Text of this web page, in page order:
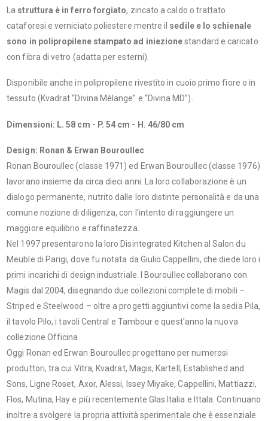
La struttura è in ferro forgiato, zincato a caldo o trattato
cataforesi e verniciato poliestere mentre il sedile e lo schienale
sono in polipropilene stampato ad iniezionestandard e caricato
con fibra di vetro (adatta per esterni).
Disponibile anche in polipropilene rivestito in cuoio primo fiore o in
tessuto (Kvadrat “Divina Mélange” e “Divina MD”).
Dimensioni: L. 58 cm - P. 54 cm - H. 46/80 cm
Design: Ronan & Erwan Bouroullec
Ronan Bouroullec (classe 1971) ed Erwan Bouroullec (classe 1976)
lavorano insieme da circa dieci anni. La loro collaborazione è un
dialogo permanente, nutrito dalle loro distinte personalità e da una
comune nozione di diligenza, con l'intento di raggiungere un
maggiore equilibrio e raffinatezza.
Nel 1997 presentarono la loro Disintegrated Kitchen al Salon du
Meuble di Parigi, dove fu notata da Giulio Cappellini, che diede loro i
primi incarichi di design industriale. I Bouroullec collaborano con
Magis dal 2004, disegnando due collezioni complete di mobili –
Striped e Steelwood – oltre a progetti aggiuntivi come la sedia Pila,
il tavolo Pilo, i tavoli Central e Tambour e quest'anno la nuova
collezione Officina.
Oggi Ronan ed Erwan Bouroullec progettano per numerosi
produttori, tra cui Vitra, Kvadrat, Magis, Kartell, Established and
Sons, Ligne Roset, Axor, Alessi, Issey Miyake, Cappellini, Mattiazzi,
Flos, Mutina, Hay e più recentemente Glas Italia e Ittala. Continuano
inoltre a svolgere la propria attività sperimentale che è essenziale